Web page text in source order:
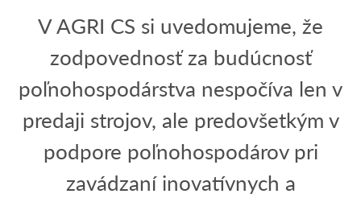
V AGRI CS si uvedomujeme, že
zodpovednosť za budúcnosť
poľnohospodárstva nespočíva len v
predaji strojov, ale predovšetkým v
podpore poľnohospodárov pri
zavádzaní inovatívnych a